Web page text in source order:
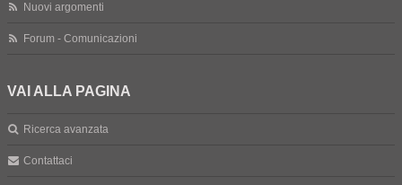
Nuovi argomenti
Forum - Comunicazioni
VAI ALLA PAGINA
Ricerca avanzata
Contattaci